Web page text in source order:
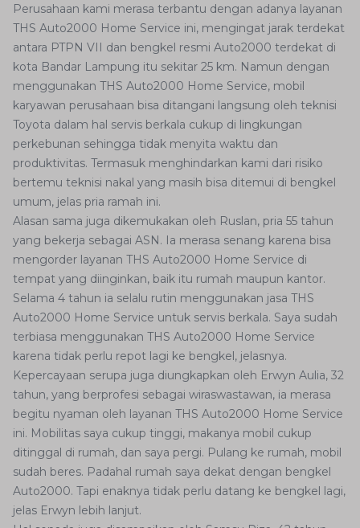
Perusahaan kami merasa terbantu dengan adanya layanan
THS Auto2000 Home Service ini, mengingat jarak terdekat
antara PTPN VII dan bengkel resmi Auto2000 terdekat di
kota Bandar Lampung itu sekitar 25 km. Namun dengan
menggunakan THS Auto2000 Home Service, mobil
karyawan perusahaan bisa ditangani langsung oleh teknisi
Toyota dalam hal servis berkala cukup di lingkungan
perkebunan sehingga tidak menyita waktu dan
produktivitas. Termasuk menghindarkan kami dari risiko
bertemu teknisi nakal yang masih bisa ditemui di bengkel
umum, jelas pria ramah ini.
Alasan sama juga dikemukakan oleh Ruslan, pria 55 tahun
yang bekerja sebagai ASN. Ia merasa senang karena bisa
mengorder layanan THS Auto2000 Home Service di
tempat yang diinginkan, baik itu rumah maupun kantor.
Selama 4 tahun ia selalu rutin menggunakan jasa THS
Auto2000 Home Service untuk servis berkala. Saya sudah
terbiasa menggunakan THS Auto2000 Home Service
karena tidak perlu repot lagi ke bengkel, jelasnya.
Kepercayaan serupa juga diungkapkan oleh Erwyn Aulia, 32
tahun, yang berprofesi sebagai wiraswastawan, ia merasa
begitu nyaman oleh layanan THS Auto2000 Home Service
ini. Mobilitas saya cukup tinggi, makanya mobil cukup
ditinggal di rumah, dan saya pergi. Pulang ke rumah, mobil
sudah beres. Padahal rumah saya dekat dengan bengkel
Auto2000. Tapi enaknya tidak perlu datang ke bengkel lagi,
jelas Erwyn lebih lanjut.